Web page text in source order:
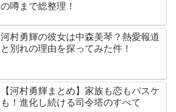
の噂まで総整理！
河村勇輝の彼女は中森美琴？熱愛報道
と別れの理由を探ってみた件！
【河村勇輝まとめ】家族も恋もバスケ
も！進化し続ける司令塔のすべて